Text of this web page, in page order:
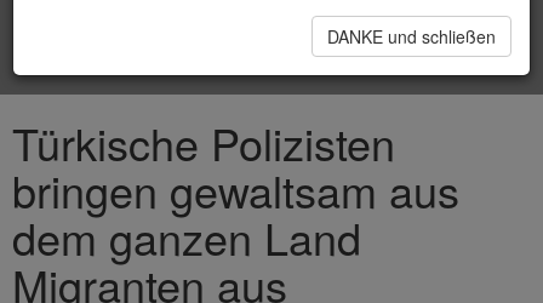
Türkische Polizisten
bringen gewaltsam aus
dem ganzen Land
Migranten aus
DANKE und schließen